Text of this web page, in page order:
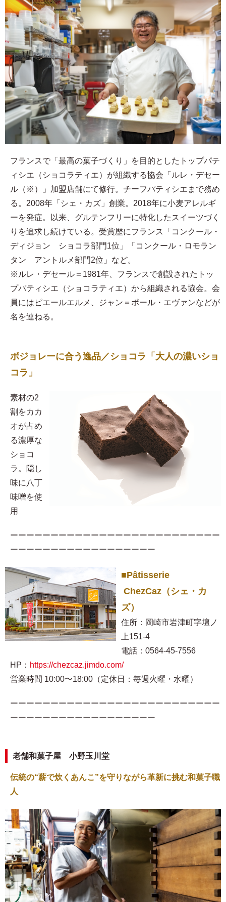
フランスで「最高の菓子づくり」を目的としたトップパテ
ィシエ（ショコラティエ）が組織する協会「ルレ・デセー
ル（※）」加盟店舗にて修行。チーフパティシエまで務め
る。2008年「シェ・カズ」創業。2018年に小麦アレルギ
ーを発症。以来、グルテンフリーに特化したスイーツづく
りを追求し続けている。受賞歴にフランス「コンクール・
ディジョン ショコラ部門1位」「コンクール・ロモラン
タン アントルメ部門2位」など。
※ルレ・デセール＝1981年、フランスで創設されたトッ
プパティシエ（ショコラティエ）から組織される協会。会
員にはピエールエルメ、ジャン＝ポール・エヴァンなどが
名を連ねる。
ボジョレーに合う逸品／ショコラ「大人の濃いショ
コラ」
素材の2
割をカカ
オが占め
る濃厚な
ショコ
ラ。隠し
味に八丁
味噌を使
用​
ーーーーーーーーーーーーーーーーーーーーーーーーーー
ーーーーーーーーーーーーーーーーーー
■Pâtisserie
ChezCaz（シェ・カ
ズ）
住所：岡崎市岩津町字壇ノ
上151-4
電話：0564-45-7556
HP： https://chezcaz.jimdo.com/
営業時間 10:00〜18:00（定休日：毎週火曜・水曜）
ーーーーーーーーーーーーーーーーーーーーーーーーーー
ーーーーーーーーーーーーーーーーーー
老舗和菓子屋 小野玉川堂
伝統の“薪で炊くあんこ”を守りながら革新に挑む和菓子職
人